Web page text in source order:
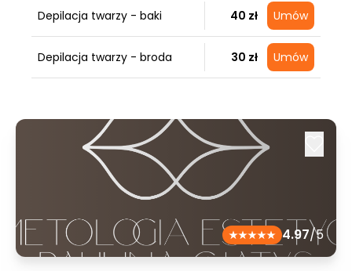
Depilacja twarzy - baki 40 zł Umów
Depilacja twarzy - broda 30 zł Umów
4.97/5